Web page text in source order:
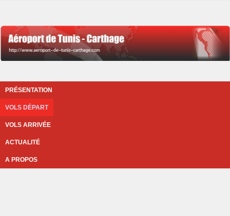
PRÉSENTATION
VOLS DÉPART
VOLS ARRIVÉE
ACTUALITÉ
A PROPOS